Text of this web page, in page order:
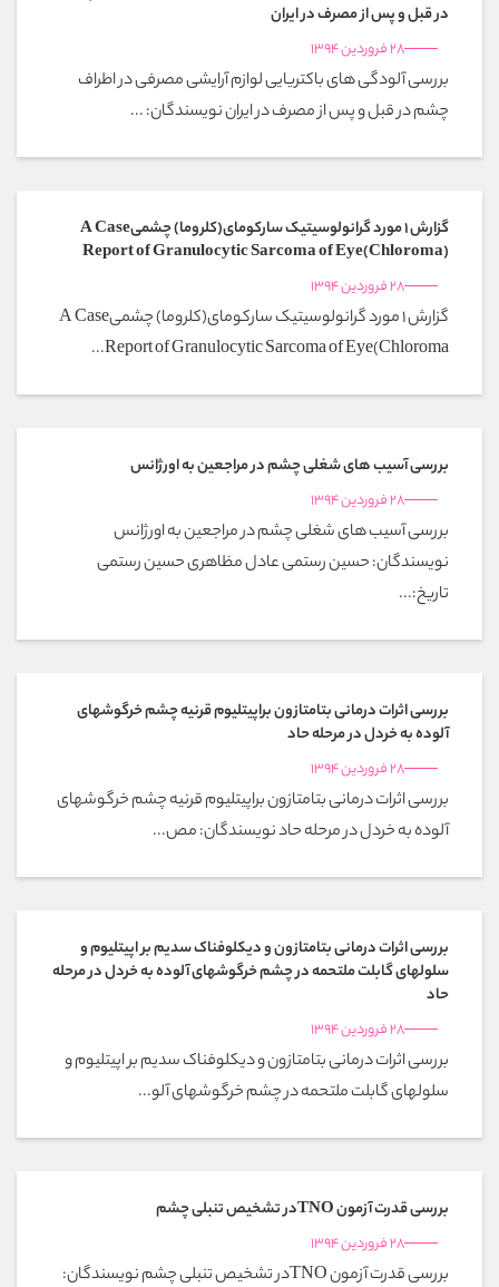
در قبل و پس از مصرف در ایران
28 فروردین 1394
بررسی آلودگی های باکتریایی لوازم آرایشی مصرفی در اطراف
چشم در قبل و پس از مصرف در ایران نویسندگان: ...
گزارش 1 مورد گرانولوسیتیک سارکومای(کلروما) چشمیA Case
Report of Granulocytic Sarcoma of Eye(Chloroma)
28 فروردین 1394
گزارش 1 مورد گرانولوسیتیک سارکومای(کلروما) چشمیA Case
Report of Granulocytic Sarcoma of Eye(Chloroma...
بررسی آسیب های شغلی چشم در مراجعین به اورژانس
28 فروردین 1394
بررسی آسیب های شغلی چشم در مراجعین به اورژانس
نویسندگان: حسین رستمی عادل مظاهری حسین رستمی
تاریخ:...
بررسی اثرات درمانی بتامتازون براپیتلیوم قرنیه چشم خرگوشهای
آلوده به خردل در مرحله حاد
28 فروردین 1394
بررسی اثرات درمانی بتامتازون براپیتلیوم قرنیه چشم خرگوشهای
آلوده به خردل در مرحله حاد نویسندگان: مص...
بررسی اثرات درمانی بتامتازون و دیکلوفناک سدیم بر اپیتلیوم و
سلولهای گابلت ملتحمه در چشم خرگوشهای آلوده به خردل در مرحله
حاد
28 فروردین 1394
بررسی اثرات درمانی بتامتازون و دیکلوفناک سدیم بر اپیتلیوم و
سلولهای گابلت ملتحمه در چشم خرگوشهای آلو...
بررسی قدرت آزمون TNOدر تشخیص تنبلی چشم
28 فروردین 1394
بررسی قدرت آزمون TNOدر تشخیص تنبلی چشم نویسندگان: